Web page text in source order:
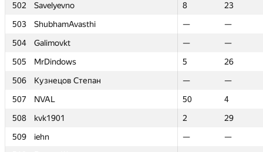
502
Savelyevno 8
23
503
ShubhamAvasthi —
—
504
Galimovkt —
—
505
MrDindows 5
26
506
Кузнецов Степан —
—
507
NVAL 50
4
508
kvk1901 2
29
509
iehn —
—
502
Savelyevno 8
23
503
ShubhamAvasthi —
—
504
Galimovkt —
—
505
MrDindows 5
26
506
Кузнецов Степан —
—
507
NVAL 50
4
508
kvk1901 2
29
509
iehn —
—